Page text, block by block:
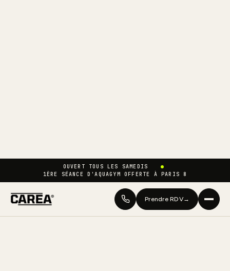
OUVERT TOUS LES SAMEDIS
1ÈRE SÉANCE D'AQUAGYM OFFERTE À PARIS 8
Prendre RDV→